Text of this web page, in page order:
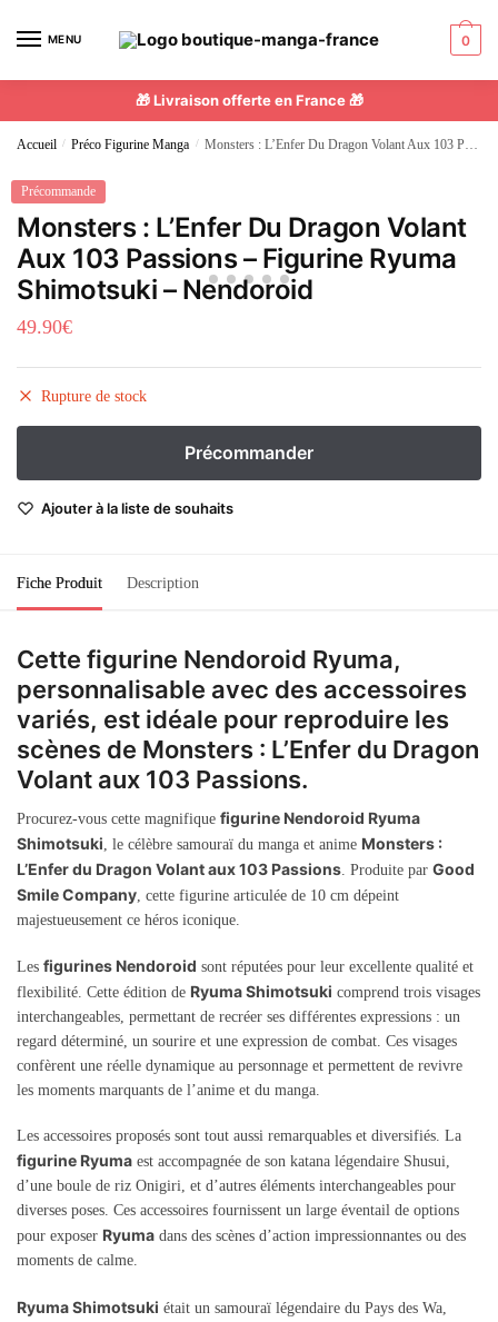
MENU 0
🎁 Livraison offerte en France 🎁
Accueil / Préco Figurine Manga / Monsters : L’Enfer Du Dragon Volant Aux 103 Passions – Figurine Ryuma Shimotsuki – Nendoroid
Précommande
Monsters : L’Enfer Du Dragon Volant
Aux 103 Passions – Figurine Ryuma
Shimotsuki – Nendoroid
49.90€
Rupture de stock
Ajouter à la liste de souhaits
Fiche Produit Description
Cette figurine Nendoroid Ryuma,
personnalisable avec des accessoires
variés, est idéale pour reproduire les
scènes de Monsters : L’Enfer du Dragon
Volant aux 103 Passions.
Procurez-vous cette magnifique figurine Nendoroid Ryuma
Shimotsuki , le célèbre samouraï du manga et anime Monsters :
L’Enfer du Dragon Volant aux 103 Passions . Produite par Good
Smile Company , cette figurine articulée de 10 cm dépeint
majestueusement ce héros iconique.
Les figurines Nendoroid sont réputées pour leur excellente qualité et
flexibilité. Cette édition de Ryuma Shimotsuki comprend trois visages
interchangeables, permettant de recréer ses différentes expressions : un
regard déterminé, un sourire et une expression de combat. Ces visages
confèrent une réelle dynamique au personnage et permettent de revivre
les moments marquants de l’anime et du manga.
Les accessoires proposés sont tout aussi remarquables et diversifiés. La
figurine Ryuma est accompagnée de son katana légendaire Shusui,
d’une boule de riz Onigiri, et d’autres éléments interchangeables pour
diverses poses. Ces accessoires fournissent un large éventail de options
pour exposer Ryuma dans des scènes d’action impressionnantes ou des
moments de calme.
Ryuma Shimotsuki était un samouraï légendaire du Pays des Wa,